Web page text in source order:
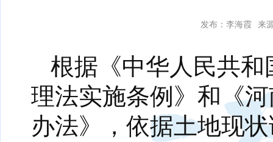
发布：李海霞 来
根据《中华人民共
理法实施条例》和《
办法》，依据土地现